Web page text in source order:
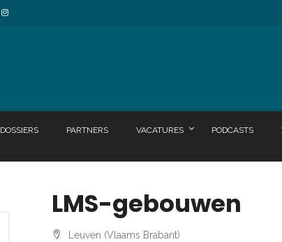
DOSSIERS PARTNERS VACATURES PODCASTS
LMS-gebouwen
Leuven (Vlaams Brabant)